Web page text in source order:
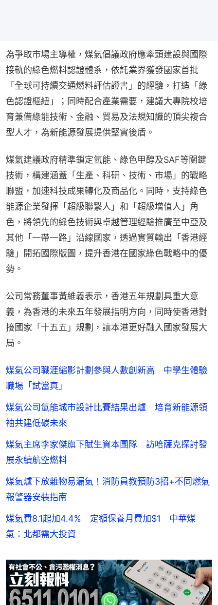
為爭取市場主導權，煤氣倡議政府應牽頭建設與國際
接軌的綠色燃料認證體系，依託業界獲發國家首批
「全球可持續交通燃料評估證書」的經驗，打造「綠
色認證樞紐」；同時配合產業需要，建議大專院校培
育兼備綠能技術、金融、貿易及法規知識的頂尖複合
型人才，為新能源發展提供堅實後盾。
煤氣建議政府精準鎖定氫能、綠色甲醇及SAF等關鍵
技術，構建涵蓋「生產、科研、技術、市場」的戰略
聯盟，加速科技成果轉化及商品化。同時，支持綠色
能源企業發揮「超級聯繫人」和「超級增值人」角
色，將領先的綠色技術與卓越管理經驗推廣至中亞及
其他「一帶一路」沿線國家，透過實質輸出「香港經
驗」開拓國際版圖，提升香港在國家綠色戰略中的優
勢。
公司常務董事黃維義表示，香港五年規劃具重大意
義，為香港的未來五年發展指明方向，同時使香港對
接國家「十五五」規劃，讓本港更好融入國家發展大
局。
煤氣公司職涯縮影計劃參與人數創新高 中學生體驗
職場「試當真」
煤氣公司氫能城市設計比賽結果出爐 培育新能源領
袖共建低碳未來
煤氣主席李家傑旗下賦生資本團隊 訪哈薩克探討發
展永續航空燃料
煤氣爐下放雜物易漏氣！消防員教預防3招+不同燃氣
報警器安裝指南
煤氣費8.1起加4.4% 定額保養月費加$1 中華煤
氣：北都需大投資